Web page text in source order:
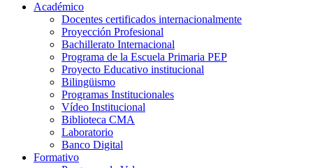
Académico
Docentes certificados internacionalmente
Proyección Profesional
Bachillerato Internacional
Programa de la Escuela Primaria PEP
Proyecto Educativo institucional
Bilingüismo
Programas Institucionales
Vídeo Institucional
Biblioteca CMA
Laboratorio
Banco Digital
Formativo